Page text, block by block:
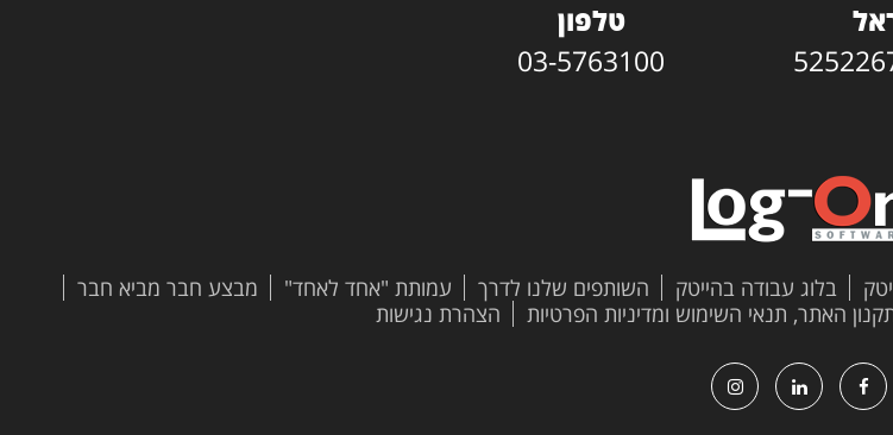
טלפון
03-5763100
בלוג עבודה בהייטק השותפים שלנו לדרך עמותת "אחד לאחד"
מבצע חבר מביא חבר
האתר, תנאי השימוש ומדיניות הפרטיות הצהרת נגישות